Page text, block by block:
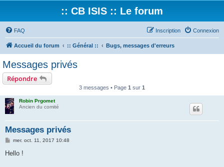
:: CB ISIS :: Le forum
FAQ Connexion
Inscription
Accueil du forum :: Général :: Bugs, messages d'erreurs
Messages privés
Répondre
3 messages • Page 1 sur 1
Robin Prgomet
Ancien du comité
Messages privés
M
s
mer. oct. 11, 2017 10:48
Hello !